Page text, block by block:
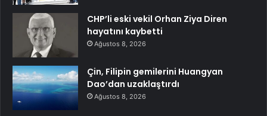
CHP’li eski vekil Orhan Ziya Diren
hayatını kaybetti
Ağustos 8, 2026
Çin, Filipin gemilerini Huangyan
Dao’dan uzaklaştırdı
Ağustos 8, 2026